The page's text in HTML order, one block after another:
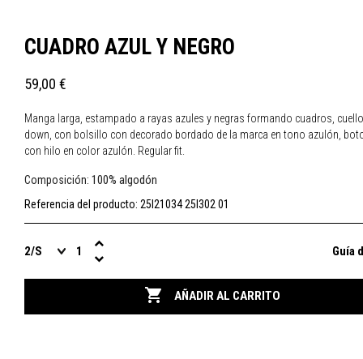
CUADRO AZUL Y NEGRO
59,00 €
Manga larga, estampado a rayas azules y negras formando cuadros,
down, con bolsillo con decorado bordado de la marca en tono azulón,
con hilo en color azulón. Regular fit.
Composición: 100% algodón
Referencia del producto: 25I21034 25I302 01
Guía
 AÑADIR AL CARRITO